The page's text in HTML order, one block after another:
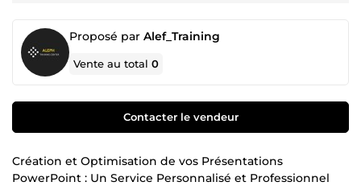
Proposé par Alef_Training
Vente au total0
Contacter le vendeur
Création et Optimisation de vos Présentations
PowerPoint : Un Service Personnalisé et Professionnel